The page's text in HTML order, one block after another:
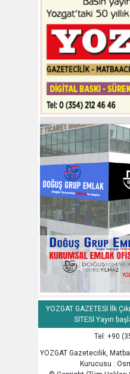
YOZGAT GAZETESİ İlk
SİTESİ Yayın
Tel: +90
YOZGAT Gazetecilik,
Kurucusu :